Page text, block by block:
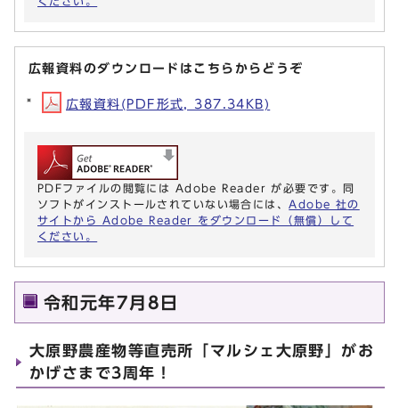
広報資料のダウンロードはこちらからどうぞ
広報資料(PDF形式, 387.34KB)
PDFファイルの閲覧には Adobe Reader が必要です。同
ソフトがインストールされていない場合には、 Adobe 社の
サイトから Adobe Reader をダウンロード（無償）して
ください。
令和元年7月8日
大原野農産物等直売所「マルシェ大原野」がお
かげさまで3周年！